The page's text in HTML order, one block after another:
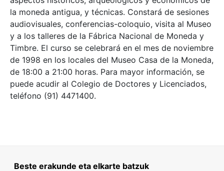
la moneda antigua, y técnicas. Constará de sesiones
audiovisuales, conferencias-coloquio, visita al Museo
y a los talleres de la Fábrica Nacional de Moneda y
Timbre. El curso se celebrará en el mes de noviembre
de 1998 en los locales del Museo Casa de la Moneda,
de 18:00 a 21:00 horas. Para mayor información, se
puede acudir al Colegio de Doctores y Licenciados,
teléfono (91) 4471400.
Beste erakunde eta elkarte batzuk